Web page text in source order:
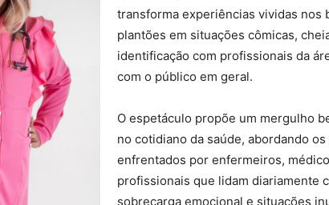
transforma experiências vividas nos
plantões em situações cômicas,
identificação com profissionais da
com o público em geral.
O espetáculo propõe um mergulho
no cotidiano da saúde, abordando
enfrentados por enfermeiros,
profissionais que lidam diariamente
sobrecarga emocional e situações